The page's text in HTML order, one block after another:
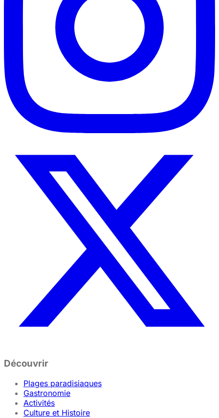
Découvrir
Plages paradisiaques
Gastronomie
Activités
Culture et Histoire